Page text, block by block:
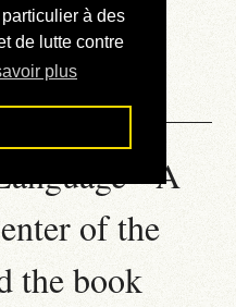
à des
de lutte contre
plus
- A
of the
the book